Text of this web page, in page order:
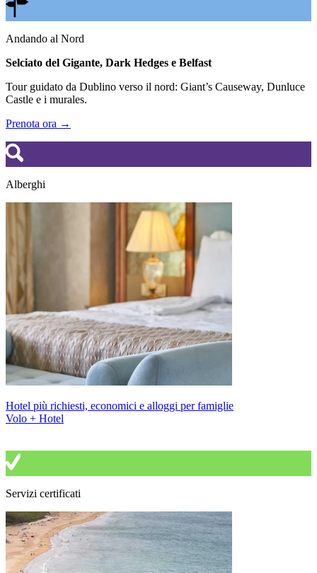
Andando al Nord
Selciato del Gigante, Dark Hedges e Belfast
Tour guidato da Dublino verso il nord: Giant’s Causeway, Dunluce
Castle e i murales.
Prenota ora →
Alberghi
Hotel più richiesti, economici e alloggi per famiglie
Volo + Hotel
Servizi certificati